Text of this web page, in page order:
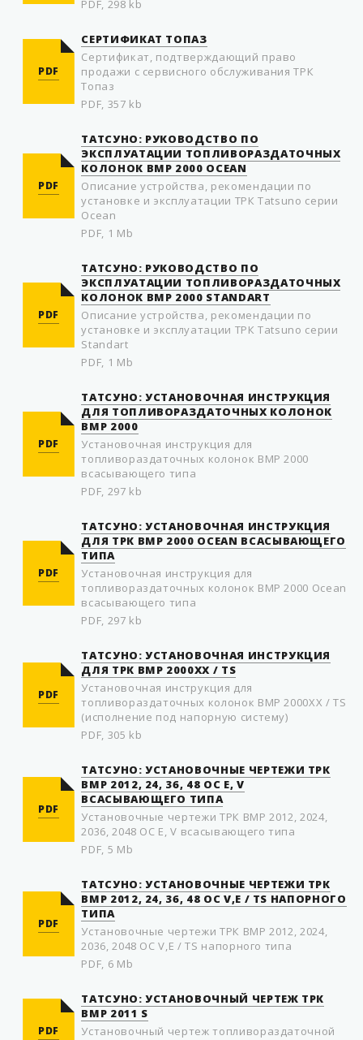
PDF, 298 kb
PDF
СЕРТИФИКАТ ТОПАЗ
Сертификат, подтверждающий право
продажи с сервисного обслуживания ТРК
Топаз
PDF, 357 kb
PDF
ТАТСУНО: РУКОВОДСТВО ПО
ЭКСПЛУАТАЦИИ ТОПЛИВОРАЗДАТОЧНЫХ
КОЛОНОК BMP 2000 OCEAN
Описание устройства, рекомендации по
установке и эксплуатации ТРК Tatsuno серии
Ocean
PDF, 1 Mb
PDF
ТАТСУНО: РУКОВОДСТВО ПО
ЭКСПЛУАТАЦИИ ТОПЛИВОРАЗДАТОЧНЫХ
КОЛОНОК BMP 2000 STANDART
Описание устройства, рекомендации по
установке и эксплуатации ТРК Tatsuno серии
Standart
PDF, 1 Mb
PDF
ТАТСУНО: УСТАНОВОЧНАЯ ИНСТРУКЦИЯ
ДЛЯ ТОПЛИВОРАЗДАТОЧНЫХ КОЛОНОК
BMP 2000
Установочная инструкция для
топливораздаточных колонок ВМР 2000
всасывающего типа
PDF, 297 kb
PDF
ТАТСУНО: УСТАНОВОЧНАЯ ИНСТРУКЦИЯ
ДЛЯ ТРК ВМР 2000 OCEAN ВСАСЫВАЮЩЕГО
ТИПА
Установочная инструкция для
топливораздаточных колонок ВМР 2000 Ocean
всасывающего типа
PDF, 297 kb
PDF
ТАТСУНО: УСТАНОВОЧНАЯ ИНСТРУКЦИЯ
ДЛЯ ТРК ВМР 2000XX / TS
Установочная инструкция для
топливораздаточных колонок ВМР 2000XX / TS
(исполнение под напорную систему)
PDF, 305 kb
PDF
ТАТСУНО: УСТАНОВОЧНЫЕ ЧЕРТЕЖИ ТРК
ВМР 2012, 24, 36, 48 OC E, V
ВСАСЫВАЮЩЕГО ТИПА
Установочные чертежи ТРК ВМР 2012, 2024,
2036, 2048 OC E, V всасывающего типа
PDF, 5 Mb
PDF
ТАТСУНО: УСТАНОВОЧНЫЕ ЧЕРТЕЖИ ТРК
ВМР 2012, 24, 36, 48 OC V,E / TS НАПОРНОГО
ТИПА
Установочные чертежи ТРК ВМР 2012, 2024,
2036, 2048 OC V,E / TS напорного типа
PDF, 6 Mb
PDF
ТАТСУНО: УСТАНОВОЧНЫЙ ЧЕРТЕЖ ТРК
ВМР 2011 S
Установочный чертеж топливораздаточной